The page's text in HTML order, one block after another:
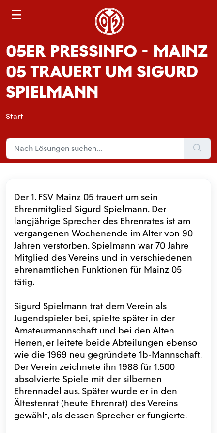
r
05ER PRESSINFO - MAINZ
05 TRAUERT UM SIGURD
SPIELMANN
Start
Der 1. FSV Mainz 05 trauert um sein
Ehrenmitglied Sigurd Spielmann. Der
langjährige Sprecher des Ehrenrates ist am
vergangenen Wochenende im Alter von 90
Jahren verstorben. Spielmann war 70 Jahre
Mitglied des Vereins und in verschiedenen
ehrenamtlichen Funktionen für Mainz 05
tätig.
Sigurd Spielmann trat dem Verein als
Jugendspieler bei, spielte später in der
Amateurmannschaft und bei den Alten
Herren, er leitete beide Abteilungen ebenso
wie die 1969 neu gegründete 1b-Mannschaft.
Der Verein zeichnete ihn 1988 für 1.500
absolvierte Spiele mit der silbernen
Ehrennadel aus. Später wurde er in den
Ältestenrat (heute Ehrenrat) des Vereins
gewählt, als dessen Sprecher er fungierte.